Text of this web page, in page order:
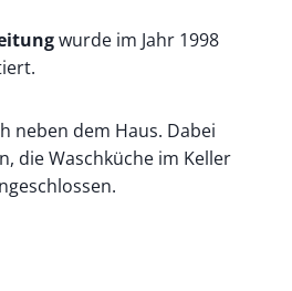
wurde im Jahr 1998
neben dem Haus. Dabei
die Waschküche im Keller